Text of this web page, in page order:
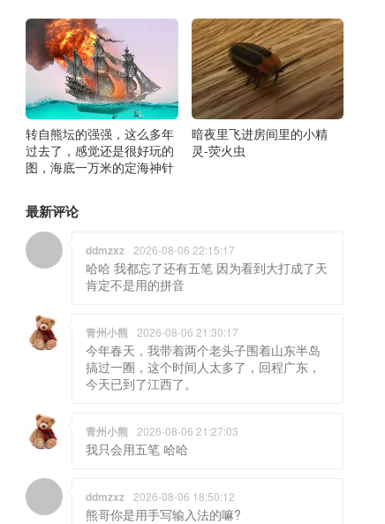
转自熊坛的强强，这么多年
过去了，感觉还是很好玩的
图，海底一万米的定海神针
暗夜里飞进房间里的小精
灵-荧火虫
最新评论
ddmzxz 2026-08-06 22:15:17
哈哈 我都忘了还有五笔 因为看到大打成了天
肯定不是用的拼音
青州小熊 2026-08-06 21:30:17
今年春天，我带着两个老头子围着山东半岛
搞过一圈，这个时间人太多了，回程广东，
今天已到了江西了。
青州小熊 2026-08-06 21:27:03
我只会用五笔 哈哈
ddmzxz 2026-08-06 18:50:12
熊哥你是用手写输入法的嘛?